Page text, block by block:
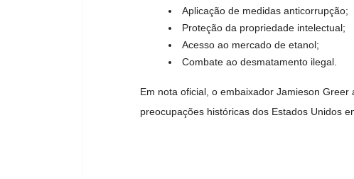
Aplicação de medidas anticorrupção;
Proteção da propriedade intelectual;
Acesso ao mercado de etanol;
Combate ao desmatamento ilegal.
Em nota oficial, o embaixador Jamieson Greer
preocupações históricas dos Estados Unidos